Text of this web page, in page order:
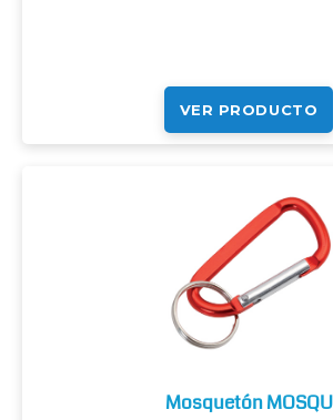
VER PRODUCTO
Mosquetón